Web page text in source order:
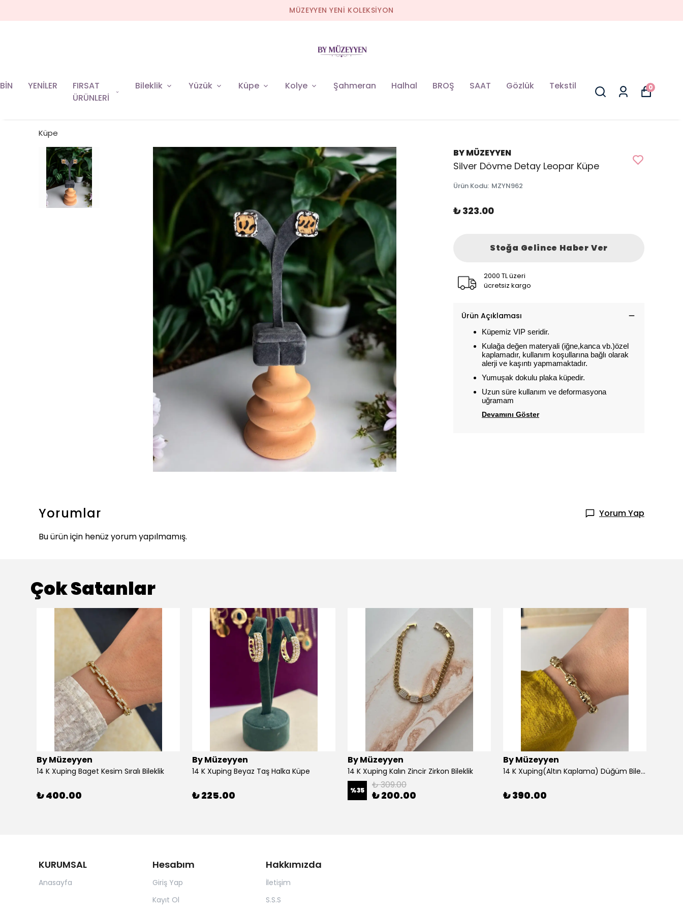
MÜZEYYEN YENİ KOLEKSİYON
YENİLER
FIRSAT
ÜRÜNLERİ
Bileklik Yüzük Küpe Kolye Şahmeran Halhal BROŞ SAAT Gözlük Tekstil 0
Küpe
BY MÜZEYYEN
Silver Dövme Detay Leopar Küpe
Ürün Kodu: MZYN962
₺ 323.00
Stoğa Gelince Haber Ver
2000 TL üzeri
ücretsiz kargo
Ürün Açıklaması
Küpemiz VIP seridir.
Kulağa değen materyali (iğne,kanca vb.)özel
kaplamadır, kullanım koşullarına bağlı olarak
alerji ve kaşıntı yapmamaktadır.
Yumuşak dokulu plaka küpedir.
Uzun süre kullanım ve deformasyona
uğramam
Devamını Göster
Yorumlar
Yorum Yap
Bu ürün için henüz yorum yapılmamış.
Çok Satanlar
By Müzeyyen
14 K Xuping Baget Kesim Sıralı Bileklik
₺ 400.00
By Müzeyyen
14 K Xuping Beyaz Taş Halka Küpe
₺ 225.00
By Müzeyyen
14 K Xuping Kalın Zincir Zirkon Bileklik
%35 ₺ 309.00
₺ 200.00
By Müzeyyen
14 K Xuping(Altın Kaplama) Düğüm Bileklik
₺ 390.00
KURUMSAL
Anasayfa
Hesabım
Giriş Yap
Kayıt Ol
Hakkımızda
İletişim
S.S.S